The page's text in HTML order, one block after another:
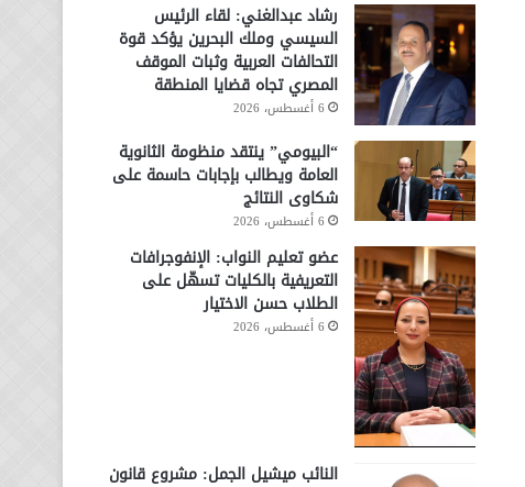
رشاد عبدالغني: لقاء الرئيس
السيسي وملك البحرين يؤكد قوة
التحالفات العربية وثبات الموقف
المصري تجاه قضايا المنطقة
6 أغسطس، 2026
“البيومي” ينتقد منظومة الثانوية
العامة ويطالب بإجابات حاسمة على
شكاوى النتائج
6 أغسطس، 2026
عضو تعليم النواب: الإنفوجرافات
التعريفية بالكليات تسهّل على
الطلاب حسن الاختيار
6 أغسطس، 2026
النائب ميشيل الجمل: مشروع قانون